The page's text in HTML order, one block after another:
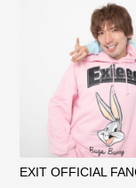
EXIT OFFICIAL